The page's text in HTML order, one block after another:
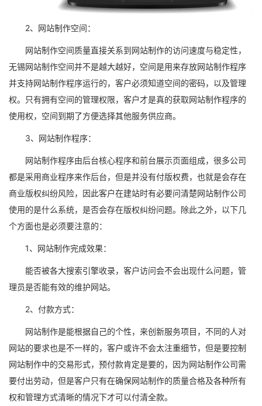
2、网站制作空间：
网站制作空间质量直接关系到网站制作的访问速度与稳定性，
无锡网站制作空间并不是越大越好，空间是用来存放网站制作程序
并支持网站制作程序运行的，客户必须知道空间的密码，以及管理
权。只有拥有空间的管理权限，客户才是真的获取网站制作程序的
使用权，空间到期了方便选择其他服务供应商。
3、网站制作程序：
网站制作程序由后台核心程序和前台展示页面组成，很多公司
都是采用商业程序来作后台，但是并没有付版权费，也就是会存在
商业版权纠纷风险，因此客户在建站时有必要问清楚网站制作公司
使用的是什么系统，是否会存在版权纠纷问题。除此之外，以下几
个方面也是必须要注意的：
1、网站制作完成效果：
能否被各大搜索引擎收录，客户访问会不会出现什么问题，管
理员是否能有效的维护网站。
2、付款方式：
网站制作是能根据自己的个性，来创新服务项目，不同的人对
网站的要求也是不一样的，客户或许不会太注重细节，但是要控制
网站制作中的交易形式，预付款肯定是要的，因为网站制作公司需
要付出劳动，但是客户只有在确保网站制作的质量合格及各种所有
权和管理方式清晰的情况下才可以付清全款。